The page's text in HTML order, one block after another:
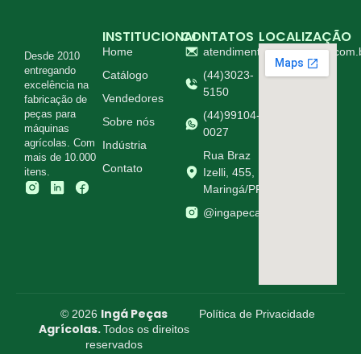
Desde 2010
entregando
excelência na
fabricação de
peças para
máquinas
agrícolas. Com
mais de 10.000
itens.
INSTITUCIONAL
Home
Catálogo
Vendedores
Sobre nós
Indústria
Contato
CONTATOS
(44)3023-
5150
(44)99104-
0027
Rua Braz
Izelli, 455,
Maringá/PR
@ingapecasagricolas
LOCALIZAÇÃO
© 2026 Ingá Peças
Agrícolas.Todos os direitos
reservados
Política de Privacidade